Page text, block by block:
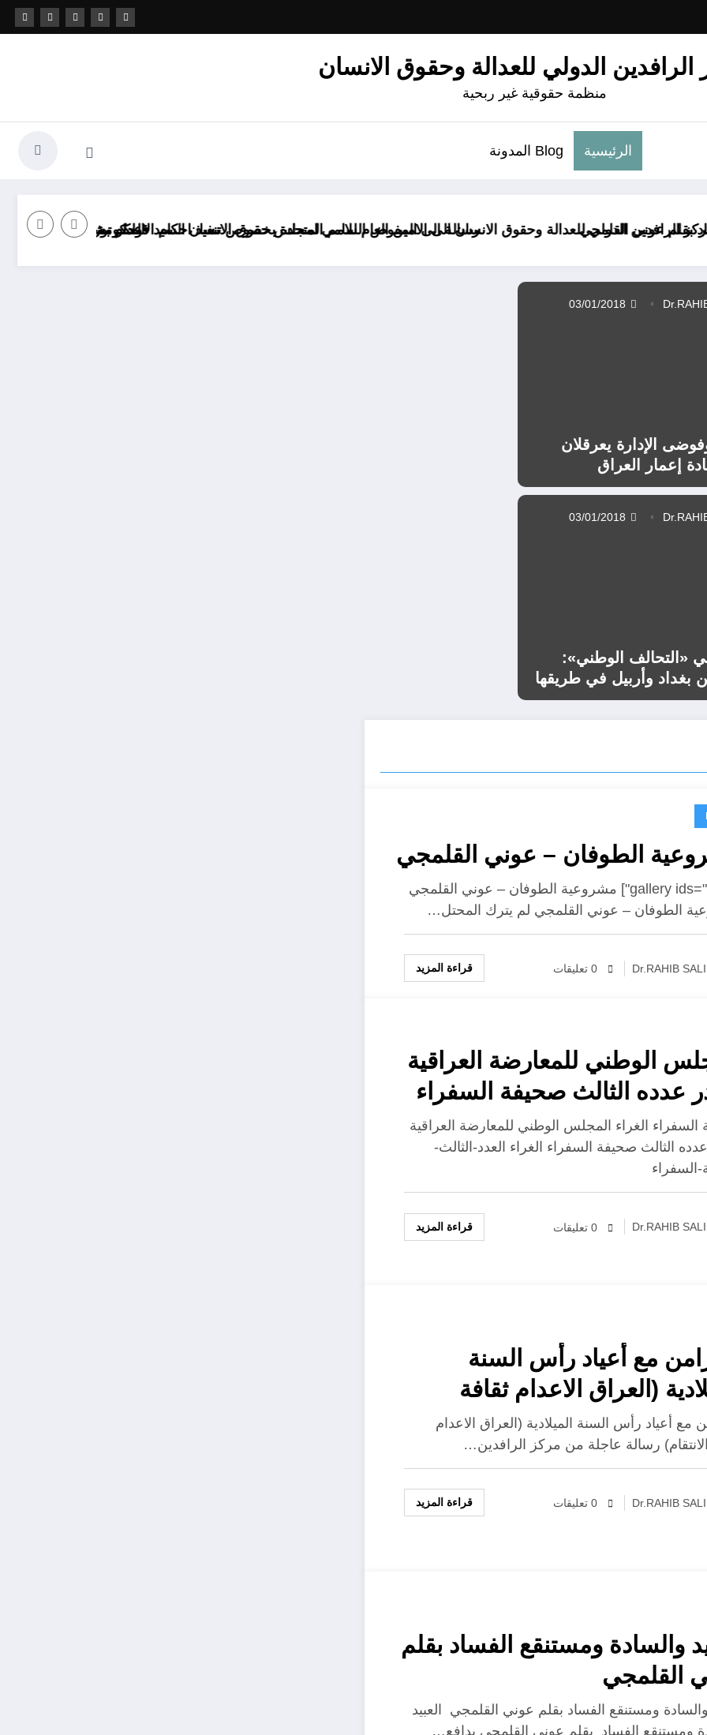
الرافدين الدولي للعدالة وحقوق الانسان
منظمة حقوقية غير ربحية
الرئيسية Blog المدونة
وحقوق الانسان الى الامين العام للامم المتحدة بخصوص تنفيذ احكام الاعدام بشكل سري الاعدامات
رسالة الى المفوض السامي لمجلس حقوق الانسان السيد فولكر تورك عالجوا مظالم المضربين العراقيين عن الطعام
الحكومة العراقية تتستر على قتل السجناء في
الإدارة يعرقلان
إعمار العراق
03/01/2018
«التحالف الوطني»:
بغداد وأربيل في طريقها
03/01/2018
الطوفان – عوني القلمجي
[gallery ids="1299"] مشروعية الطوفان – عوني القلمجي
الطوفان – عوني القلمجي لم يترك المحتل…
Dr.RAHIB 0 تعليقات قراءة المزيد
الوطني للمعارضة العراقية
عدده الثالث صحيفة السفراء
الغراء المجلس الوطني للمعارضة العراقية
الثالث صحيفة السفراء الغراء العدد-الثالث-
السفراء
Dr.RAHIB 0 تعليقات قراءة المزيد
مع أعياد رأس السنة
(العراق الاعدام ثقافة
رسالة عاجلة من مركز
الدولي للعدالة وحقوق
بخصوص تنفيذ احكام الاعدام
مع أعياد رأس السنة الميلادية (العراق الاعدام
رسالة عاجلة من مركز الرافدين…
Dr.RAHIB 0 تعليقات قراءة المزيد
والسادة ومستنقع الفساد بقلم
القلمجي
والسادة ومستنقع الفساد بقلم عوني القلمجي العبيد
ومستنقع الفساد بقلم عوني القلمجي يدافع…